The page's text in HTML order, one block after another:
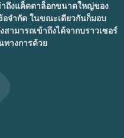
าถึงแค็ตตาล็อกขนาดใหญ่ของ
อจำกัด ในขณะเดียวกันก็มอบ
ามารถเข้าถึงได้จากบราวเซอร์
ทางการด้วย